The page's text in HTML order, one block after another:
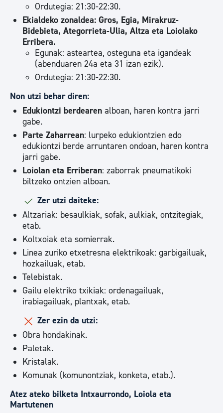
Ordutegia: 21:30-22:30.
Ekialdeko zonaldea: Gros, Egia, Mirakruz-
Bidebieta, Ategorrieta-Ulia, Altza eta Loiolako
Erribera.
Egunak: asteartea, osteguna eta igandeak
(abenduaren 24a eta 31 izan ezik).
Ordutegia: 21:30-22:30.
Non utzi behar diren:
Edukiontzi berdearen alboan, haren kontra jarri
gabe.
Parte Zaharrean: lurpeko edukiontzien edo
edukiontzi berde arruntaren ondoan, haren kontra
jarri gabe.
Loiolan eta Erriberan: zaborrak pneumatikoki
biltzeko ontzien alboan.​​​​
Zer utzi daiteke:
Altzariak: besaulkiak, sofak, aulkiak, ontzitegiak,
etab.
Koltxoiak eta somierrak.
Linea zuriko etxetresna elektrikoak: garbigailuak,
hozkailuak, etab.
Telebistak.
Gailu elektriko txikiak: ordenagailuak,
irabiagailuak, plantxak, etab.
Zer ezin da utzi:
Obra hondakinak.
Paletak.
Kristalak.
Komunak (komunontziak, konketa, etab.).
Atez ateko bilketa Intxaurrondo, Loiola eta
Martutenen